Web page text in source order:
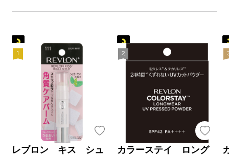
レブロン キス シュ
カラーステイ ロング